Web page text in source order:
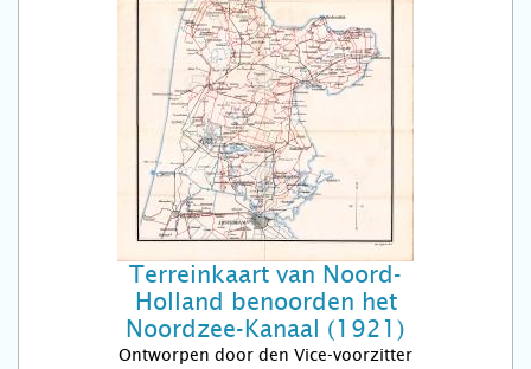
Terreinkaart van Noord-
Holland benoorden het
Noordzee-Kanaal (1921)
Ontworpen door den Vice-voorzitter